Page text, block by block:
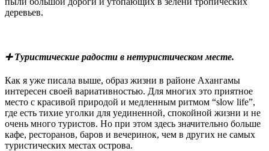
деревьев.
➕ Туристические радости в нетуристическом месте.
Как я уже писала выше, образ жизни в районе Ахангамы
интересен своей вариативностью. Для многих это приятное
место с красивой природой и медленным ритмом “slow life”,
где есть тихие уголки для уединенной, спокойной жизни и не
очень много туристов. Но при этом здесь значительно больше
кафе, ресторанов, баров и вечеринок, чем в других не самых
туристических местах острова.